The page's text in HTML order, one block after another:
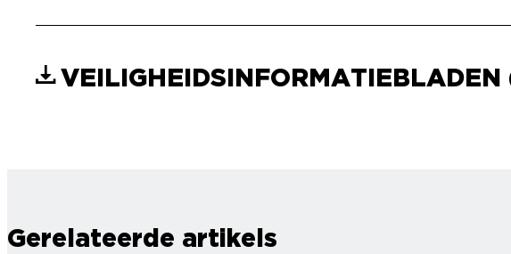
VEILIGHEIDSINFORMATIEBLADEN
Gerelateerde artikels